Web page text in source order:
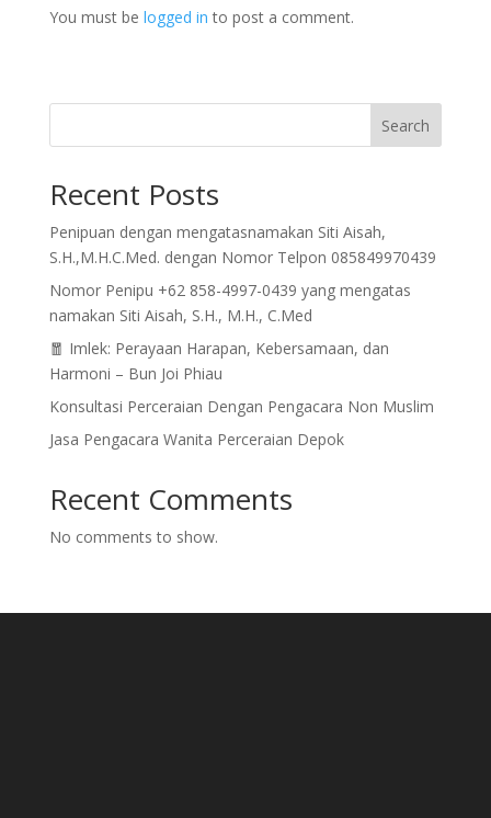
You must be logged in to post a comment.
Search
Recent Posts
Penipuan dengan mengatasnamakan Siti Aisah,
S.H.,M.H.C.Med. dengan Nomor Telpon 085849970439
Nomor Penipu +62 858-4997-0439 yang mengatas
namakan Siti Aisah, S.H., M.H., C.Med
🧧 Imlek: Perayaan Harapan, Kebersamaan, dan
Harmoni – Bun Joi Phiau
Konsultasi Perceraian Dengan Pengacara Non Muslim
Jasa Pengacara Wanita Perceraian Depok
Recent Comments
No comments to show.